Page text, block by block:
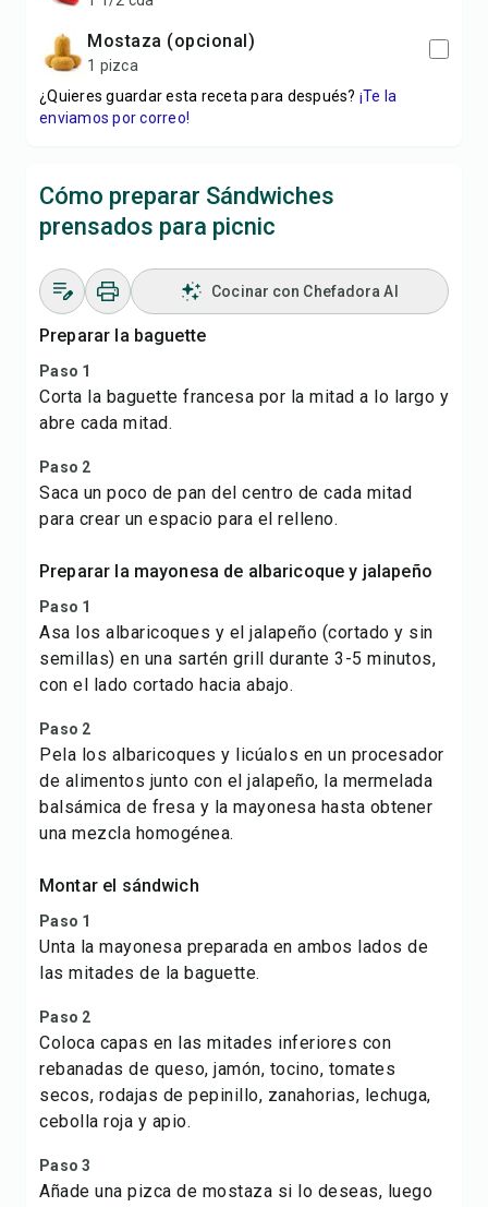
mostaza (opcional)
1 pizca
¿Quieres guardar esta receta para después? ¡Te la
enviamos por correo!
Cómo preparar Sándwiches
prensados para picnic
Cocinar con Chefadora AI
Preparar la baguette
Paso 1
Corta la baguette francesa por la mitad a lo largo y
abre cada mitad.
Paso 2
Saca un poco de pan del centro de cada mitad
para crear un espacio para el relleno.
Preparar la mayonesa de albaricoque y jalapeño
Paso 1
Asa los albaricoques y el jalapeño (cortado y sin
semillas) en una sartén grill durante 3-5 minutos,
con el lado cortado hacia abajo.
Paso 2
Pela los albaricoques y licúalos en un procesador
de alimentos junto con el jalapeño, la mermelada
balsámica de fresa y la mayonesa hasta obtener
una mezcla homogénea.
Montar el sándwich
Paso 1
Unta la mayonesa preparada en ambos lados de
las mitades de la baguette.
Paso 2
Coloca capas en las mitades inferiores con
rebanadas de queso, jamón, tocino, tomates
secos, rodajas de pepinillo, zanahorias, lechuga,
cebolla roja y apio.
Paso 3
Añade una pizca de mostaza si lo deseas, luego